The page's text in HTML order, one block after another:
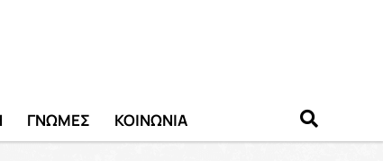
ΓΝΩΜΕΣ ΚΟΙΝΩΝΙΑ